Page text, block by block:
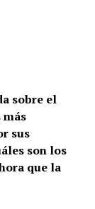
sobre el
sus
son los
que la